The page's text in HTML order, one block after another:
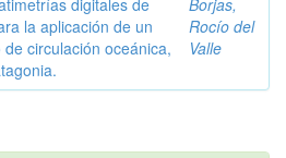
digitales de
la aplicación de un
circulación oceánica,
Borjas,
Rocío del
Valle